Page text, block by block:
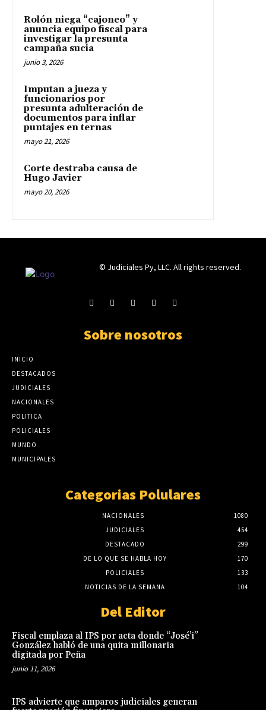
Rolón niega “cajoneo” y
anuncia equipo fiscal para
investigar la presunta
campaña sucia
junio 3, 2026
Imputan a jueza y
funcionarios por
presunta adulteración de
documentos para inflar
puntajes en ternas
mayo 21, 2026
Corte destraba causa de
Hugo Javier
mayo 20, 2026
© Judiciales Py, LLC. All rights reserved.
Sobre nosotros
INICIO
DESTACADOS
JUDICIALES
NACIONALES
POLITICA
POLICIALES
MUNDO
MUNICIPALES
Categorias Polulares
NACIONALES
1080
JUDICIALES
454
DESTACADO
299
DE LO QUE SE HABLA HOY
170
POLICIALES
133
NOTICIAS DE LA SEMANA
104
Del Editor
Fiscal emplaza al IPS por acta donde “José’i”
González habló de una quita millonaria
digitada por Peña
junio 11, 2026
IPS advierte que amparos judiciales generan